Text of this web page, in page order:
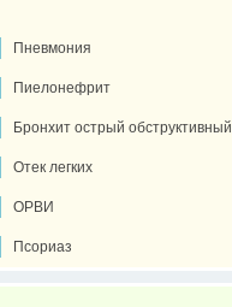
Пневмония
Пиелонефрит
Бронхит острый обструктивный
Отек легких
ОРВИ
Псориаз